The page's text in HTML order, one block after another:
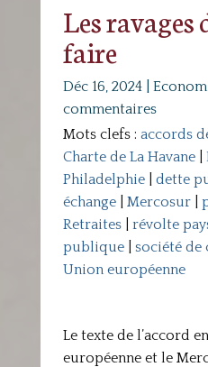
Les ravages
faire
Déc 16, 2024|
commentaires
Mots clefs : accords
Charte de La Havane|
Philadelphie| dette
échange| Mercosur|
Retraites| révolte
publique| société de
Union européenne
Le texte de l’accord
européenne et le